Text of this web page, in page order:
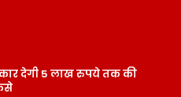
देगी 5 लाख रुपये तक की